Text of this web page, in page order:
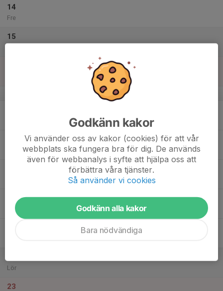
14
Fre
15
v.34
Tor
Lör
23
Godkänn kakor
Vi använder oss av kakor (cookies) för att vår
webbplats ska fungera bra för dig. De används
även för webbanalys i syfte att hjälpa oss att
förbättra våra tjänster.
Så använder vi cookies
Godkänn alla kakor
Bara nödvändiga